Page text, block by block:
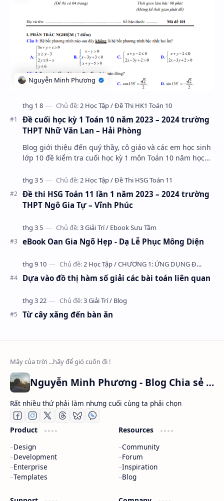
Đề cuối học kỳ 1 Toán 10 năm 2023 – 2024 trường
THPT Nhữ Văn Lan – Hải Phòng
Blog giới thiệu đến quý thầy, cô giáo và các em học sinh
lớp 10 đề kiểm tra cuối học kỳ 1 môn Toán 10 năm học
Đề thi HSG Toán 11 lần 1 năm 2023 – 2024 trường
THPT Ngô Gia Tự – Vĩnh Phúc
eBook Oan Gia Ngõ Hẹp - Dạ Lễ Phục Mông Diện
Dựa vào đồ thị hàm số giải các bài toán liên quan
Từ cây xăng đến bàn ăn
Nguyễn Minh Phương - Blog Chia sẻ Kiến thức Chứng khoán & Tài liệu Toán học
Rất nhiều thứ phải làm nhưng cuối cùng ta phải chọn
Product
Design
Development
Enterprise
Templates
Resources
Community
Forum
Inspiration
Blog